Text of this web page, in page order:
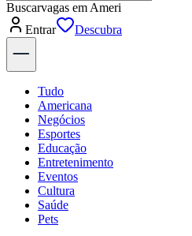
Buscarempresas em Americana
Entrar
Flash
Tudo
Americana
Negócios
Esportes
Educação
Entretenimento
Eventos
Cultura
Saúde
Pets